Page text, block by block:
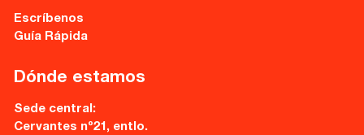
Escríbenos
Guía Rápida
Dónde estamos
Sede central:
Cervantes nº21, entlo.